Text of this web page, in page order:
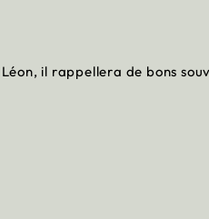
il rappellera de bons